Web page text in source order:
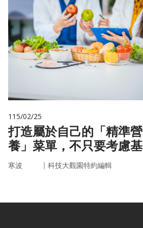
115/02/25
打造屬於自己的「精準營
養」菜單，不只要考慮基
因，關鍵更在腸道微生物
寒波 ｜ 科技大觀園特約編輯